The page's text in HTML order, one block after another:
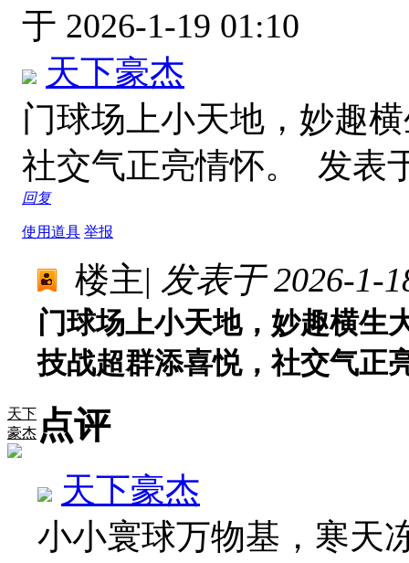
于 2026-1-19 01:10
天下豪杰
门球场上小天地，妙趣
社交气正亮情怀。 发表
回复
使用道具 举报
天下
豪杰
楼主| 发表于 2026-1-
门球场上小天地，妙趣横生
技战超群添喜悦，社交气正
点评
天下豪杰
小小寰球万物基，寒天